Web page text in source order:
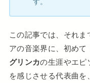
この記事では、それ
アの音楽界に、初め
グリンカの生涯やエピ
を感じさせる代表曲を